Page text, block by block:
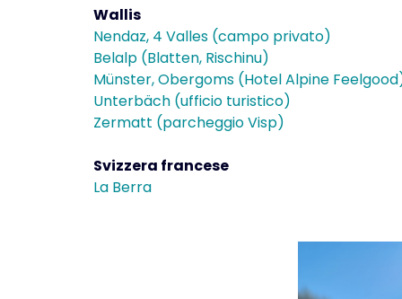
Wallis
Nendaz, 4 Valles (campo privato)
Belalp (Blatten, Rischinu)
Münster, Obergoms (Hotel Alpine
Unterbäch (ufficio turistico)
Zermatt (parcheggio Visp)
Svizzera francese
La Berra